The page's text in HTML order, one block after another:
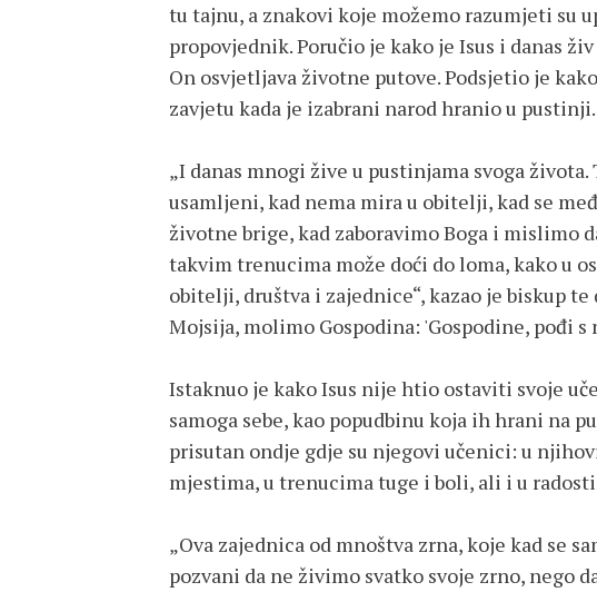
tu tajnu, a znakovi koje možemo razumjeti su
propovjednik. Poručio je kako je Isus i danas
On osvjetljava životne putove. Podsjetio je
zavjetu kada je izabrani narod hranio u pustinji.
„I danas mnogi žive u pustinjama svoga
usamljeni, kad nema mira u obitelji, kad se
životne brige, kad zaboravimo Boga i mislimo
takvim trenucima može doći do loma, kako u
obitelji, društva i zajednice“, kazao je biskup
Mojsija, molimo Gospodina: 'Gospodine, pođi s
Istaknuo je kako Isus nije htio ostaviti svoje
samoga sebe, kao popudbinu koja ih hrani na
prisutan ondje gdje su njegovi učenici: u
mjestima, u trenucima tuge i boli, ali i u
„Ova zajednica od mnoštva zrna, koje kad se
pozvani da ne živimo svatko svoje zrno, nego